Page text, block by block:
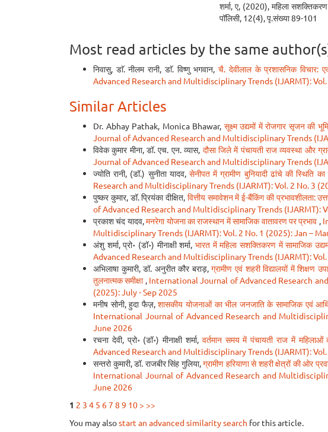
शर्मा, ए, (2020), महिला
पॉलिसी, 12(4), पृ.संख्या 89-101
Most read articles by the same
निवासु, डाॅ. नीलम रानी, डाॅ. विष्णु भगवान,चै. देवीलाल के प्रशासनिक विचार:
Advanced Research and Multidisciplinary Trends (IJARMT):
Similar Articles
Dr. Abhay Pathak, Monica Bhawar, सूक्ष्म उद्यमों में रोजगार सृजन की
Journal of Advanced Research and Multidisciplinary Trends
विवेक कुमार मीना, डॉ. एच. एन. व्यास, दौसा जिले में पंचायती राज व्यवस्था और
Journal of Advanced Research and Multidisciplinary Trends
ज्योति रानी, (डॉ.) सुनीता यादव,सेनीपत में ग्रामीण बुनियादी ढांचे की स्थिति
Research and Multidisciplinary Trends (IJARMT): Vol. 2 No. 3
पुष्कर कुमार, डॉ. प्रियंका दीक्षित, वित्तीय समावेशन में ई-बैंकिंग की प्रभावशीलता:
of Advanced Research and Multidisciplinary Trends (IJARMT):
प्रकाश चंद यादव,मनरेगा योजना का राजस्थान में सामाजिक वातावरण पर प्रभाव ,
Multidisciplinary Trends (IJARMT): Vol. 2 No. 1 (2025): Jan –
अंशु शर्मा, प्रो॰ (डॉ॰) मीनाक्षी शर्मा, भारत में महिला सशक्तिकरण में सामाजिक
Advanced Research and Multidisciplinary Trends (IJARMT):
अभिलाषा कुमारी, डॉ. अनुरीत कौर बराड़,ग्रामीण एवं शहरी विद्यालयों में शिक्षण
तुलनात्मक समीक्षा , International Journal of Advanced Research
(2025): July - Sep 2025
मनीष सोनी, हुदा फैज़,शासकीय योजनाओं का भील जनजाति के सामाजिक एवं
International Journal of Advanced Research and
June 2026
रचना देवी, प्रो॰ (डॉ॰) मीनाक्षी शर्मा, वर्तमान समय में पंचायती राज में
Advanced Research and Multidisciplinary Trends (IJARMT):
सन्तरो कुमारी, डॉ. राजबीर सिंह गुलिया,ग्रामीण हरियाणा से शहरी क्षेत्रों की ओर
International Journal of Advanced Research and
June 2026
1 2 3 4 5 67 8 9 10 > >>
You may alsostart an advanced similarity search for this article.